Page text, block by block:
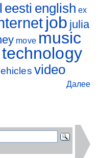
eesti english ex
job julia
move music
technology
video
Далее